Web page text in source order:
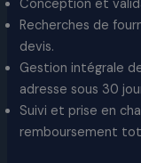
Conception et
Recherches de
devis.
Gestion intégrale
adresse sous 30
Suivi et prise en
remboursement